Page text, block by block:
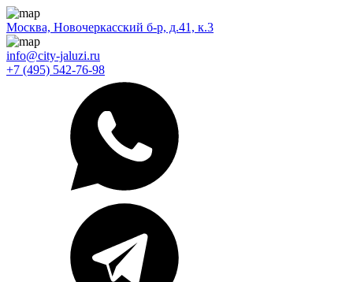
Москва, Новочеркасский б-р, д.41, к.3
info@city-jaluzi.ru
+7 (495) 542-76-98